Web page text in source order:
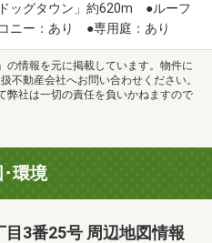
ッグタウン」約620m ●ルーフ
ニー：あり ●専用庭：あり
」の情報を元に掲載しています。物件に
不動産会社へお問い合わせください。
弊社は一切の責任を負いかねますので
環境
3番25号 周辺地図情報